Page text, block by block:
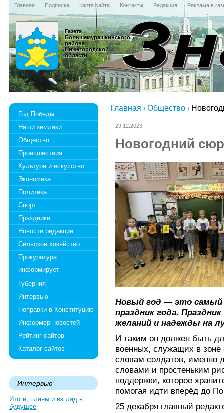
Главная Подписка Карта сайта Контакты Редакция Реклама в
Газета
Большемурашкинского
района
Нижегородской
области
Год Победы
Наши земляки
Общество
Происшествия
Культура и искусство
Экономика
Политика
Спорт
Праздники
Новости редакции
Сельское хозяйство
Прокуратура
информирует
Губерния
Интервью
Поправки в Конституцию
Информер новостей
Рейтинг сайтов
Каталог сайтов
Интервью
Итоги, планы и взгляд в
будущее
Главная Общество
29.12.2023
Новогодний
Новый год — это самый
праздник года.
желаний и надежды на
И таким он должен быть
военных, служащих в
словам солдатов, именно
словами и простеньким
поддержки, которое
помогая идти вперёд до
25 декабря главный